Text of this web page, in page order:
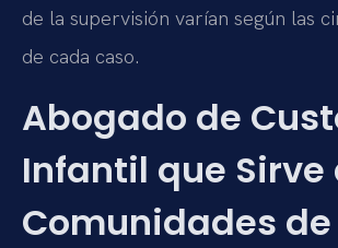
de la supervisión varían según las
de cada caso.
Abogado de
Infantil que Sirve
Comunidades de